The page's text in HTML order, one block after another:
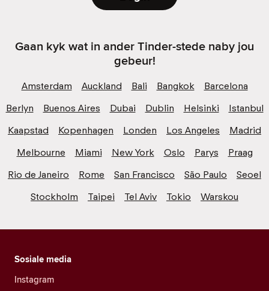
Gaan kyk wat in ander Tinder-stede naby jou
gebeur!
Amsterdam Auckland Bali Bangkok
Barcelona
Berlyn
Buenos Aires Dubai Dublin Helsinki
Istanbul
Kaapstad
Kopenhagen Londen Los Angeles
Madrid
Melbourne
Miami New York Oslo Parys
Praag
Rio de Janeiro
Rome San Francisco São Paulo
Seoel
Stockholm
Taipei Tel Aviv Tokio Warskou
Sosiale media
Instagram